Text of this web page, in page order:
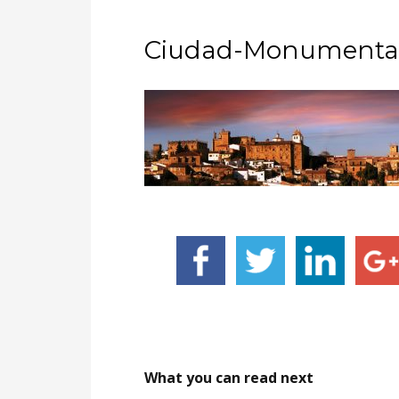
Ciudad-
What you can read next